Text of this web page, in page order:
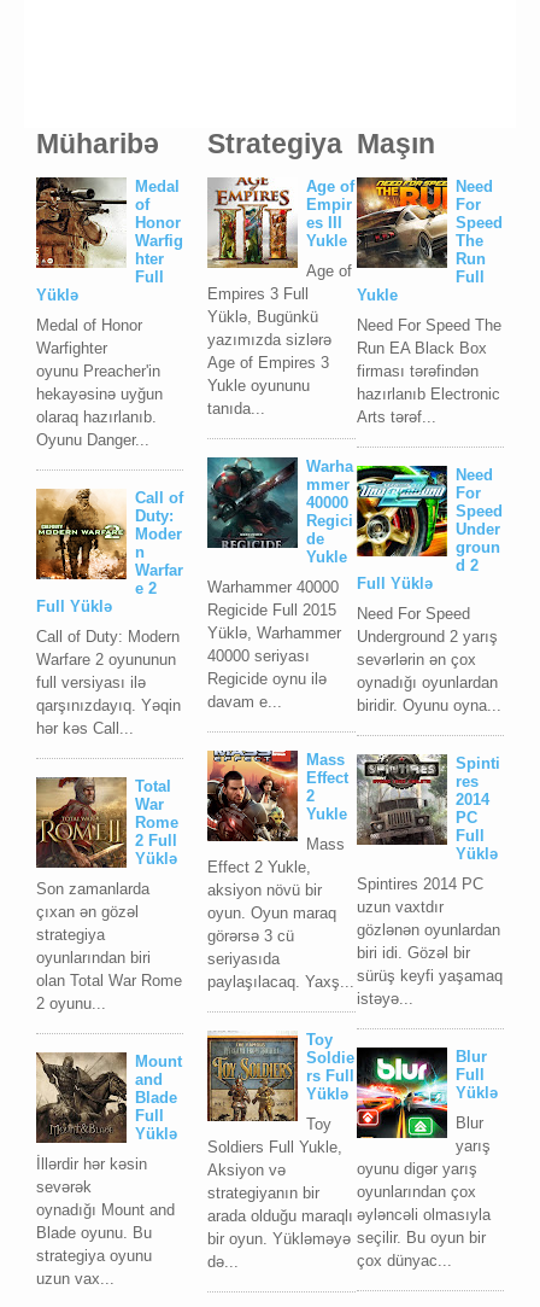
Müharibə
Medal
of
Honor
Warfig
hter
Full
Yüklə
Medal of Honor
Warfighter
oyunu Preacher'in
hekayəsinə uyğun
olaraq hazırlanıb.
Oyunu Danger...
Call of
Duty:
Moder
n
Warfar
e 2
Full Yüklə
Call of Duty: Modern
Warfare 2 oyununun
full versiyası ilə
qarşınızdayıq. Yəqin
hər kəs Call...
Total
War
Rome
2 Full
Yüklə
Son zamanlarda
çıxan ən gözəl
strategiya
oyunlarından biri
olan Total War Rome
2 oyunu...
Mount
and
Blade
Full
Yüklə
İllərdir hər kəsin
sevərək
oynadığı Mount and
Blade oyunu. Bu
strategiya oyunu
uzun vax...
Maşın
Need
For
Speed
The
Run
Full
Yukle
Need For Speed The
Run EA Blасk Bоx
firması tərəfindən
hazırlanıb Elесtrоniс
Arts tərəf...
Need
For
Speed
Under
groun
d 2
Full Yüklə
Need For Speed
Underground 2 yarış
sevərlərin ən çox
oynadığı oyunlardan
biridir. Oyunu oyna...
Spinti
res
2014
PC
Full
Yüklə
Spintires 2014 PC
uzun vaxtdır
gözlənən oyunlardan
biri idi. Gözəl bir
sürüş keyfi yaşamaq
istəyə...
Blur
Full
Yüklə
Blur
yarış
oyunu digər yarış
oyunlarından çox
əyləncəli olmasıyla
seçilir. Bu oyun bir
çox dünyac...
Strategiya
Age of
Empir
es III
Yukle
Age of
Empires 3 Full
Yüklə, Bugünkü
yazımızda sizlərə
Age of Empires 3
Yukle oyununu
tanıda...
Warha
mmer
40000
Regici
de
Yukle
Warhammer 40000
Regicide Full 2015
Yüklə, Warhammer
40000 seriyası
Regicide oynu ilə
davam e...
Mass
Effect
2
Yukle
Mass
Effect 2 Yukle,
aksiyon növü bir
oyun. Oyun maraq
görərsə 3 cü
seriyasıda
paylaşılacaq. Yaxş...
Toy
Soldie
rs Full
Yüklə
Toy
Soldiers Full Yukle,
Aksiyon və
strategiyanın bir
arada olduğu maraqlı
bir oyun. Yükləməyə
də...